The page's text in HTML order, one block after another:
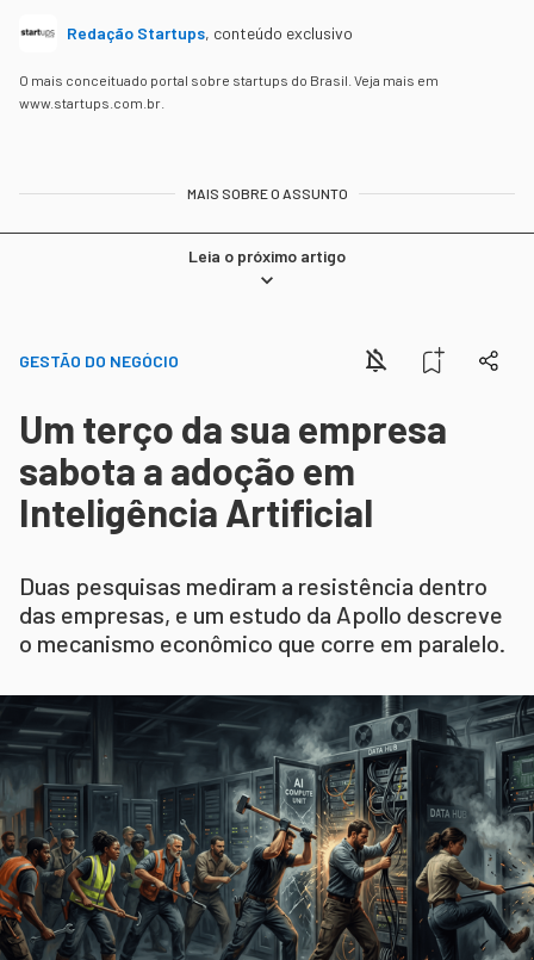
Redação Startups, conteúdo exclusivo
O mais conceituado portal sobre startups do Brasil. Veja mais em
www.startups.com.br.
MAIS SOBRE O ASSUNTO
Leia o próximo artigo
GESTÃO DO NEGÓCIO
Um terço da sua empresa
sabota a adoção em
Inteligência Artificial
Duas pesquisas mediram a resistência dentro
das empresas, e um estudo da Apollo descreve
o mecanismo econômico que corre em paralelo.